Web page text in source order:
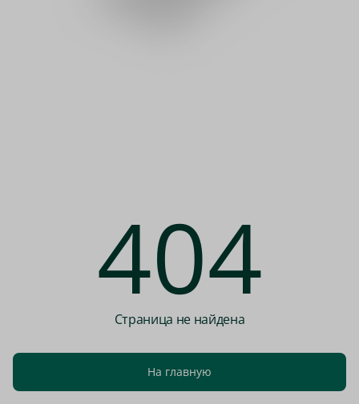
404
Страница не найдена
На главную